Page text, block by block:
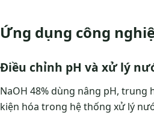
Ứng dụng công
Điều chỉnh pH và xử lý
NaOH 48% dùng nâng pH, trung
kiện hóa trong hệ thống xử lý